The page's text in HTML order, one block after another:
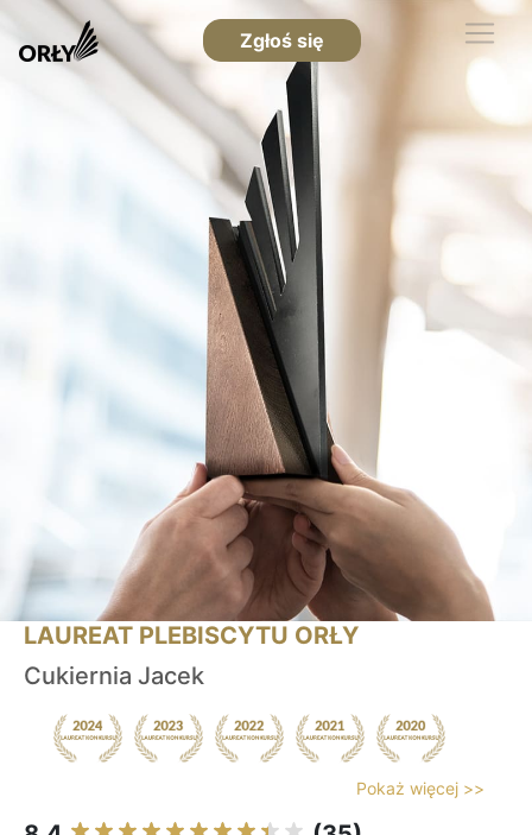
Zgłoś się
LAUREAT PLEBISCYTU ORŁY
Cukiernia Jacek
Pokaż więcej >>